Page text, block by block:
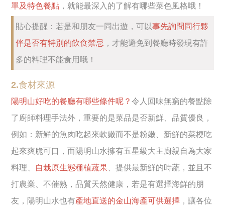
單及特色餐點 ，就能最深入的了解有哪些菜色風格哦！
貼心提醒：若是和朋友一同出遊，可以事先詢問同行夥
伴是否有特別的飲食禁忌 ，才能避免到餐廳時發現有許
多的料理不能食用哦！
2.食材來源
陽明山好吃的餐廳有哪些條件呢？令人回味無窮的餐點除
了廚師料理手法外，重要的是菜品是否新鮮、品質優良，
例如：新鮮的魚肉吃起來軟嫩而不是粉嫩、新鮮的菜梗吃
起來爽脆可口，而陽明山水擁有五星級大主廚親自為大家
料理、 自栽原生態種植蔬果 、提供最新鮮的時蔬，並且不
打農業、不催熟，品質天然健康，若是有選擇海鮮的朋
友，陽明山水也有產地直送的金山海產可供選擇 ，讓各位